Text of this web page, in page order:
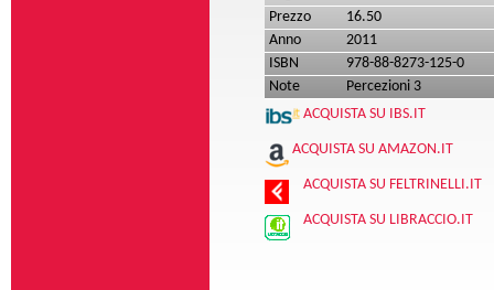
Prezzo
16.50
Anno
2011
ISBN
978-88-8273-125-0
Note
Percezioni 3
ACQUISTA SU IBS.IT
ACQUISTA SU AMAZON.IT
ACQUISTA SU FELTRINELLI.IT
ACQUISTA SU LIBRACCIO.IT